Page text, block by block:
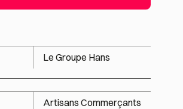
Le Groupe Hans
Artisans Commerçants